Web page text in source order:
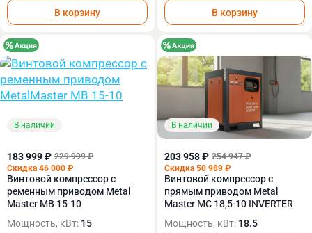
В корзину В корзину
В наличии
183 999 ₽ 229 999 ₽
Скидка 46 000 ₽
Винтовой компрессор с
ременным приводом Metal
Master MB 15-10
Мощность, кВт: 15
В наличии
203 958 ₽ 254 947 ₽
Скидка 50 989 ₽
Винтовой компрессор с
прямым приводом Metal
Master MC 18,5-10 INVERTER
Мощность, кВт: 18.5